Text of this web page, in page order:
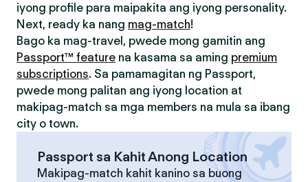
iyong profile para maipakita ang iyong personality.
Next, ready ka nang mag-match!
Bago ka mag-travel, pwede mong gamitin ang
Passport™ feature na kasama sa aming premium
subscriptions. Sa pamamagitan ng Passport,
pwede mong palitan ang iyong location at
makipag-match sa mga members na mula sa ibang
city o town.
Passport sa Kahit Anong Location
Makipag-match kahit kanino sa buong